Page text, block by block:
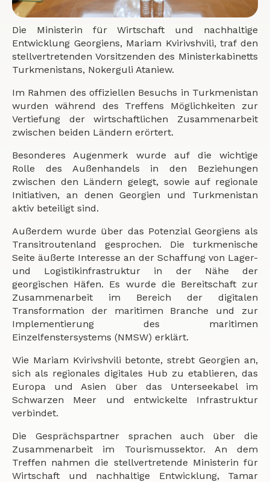
Die Ministerin für Wirtschaft und nachhaltige
Entwicklung Georgiens, Mariam Kvirivshvili, traf den
stellvertretenden Vorsitzenden des Ministerkabinetts
Turkmenistans, Nokerguli Ataniew.
Im Rahmen des offiziellen Besuchs in Turkmenistan
wurden während des Treffens Möglichkeiten zur
Vertiefung der wirtschaftlichen Zusammenarbeit
zwischen beiden Ländern erörtert.
Besonderes Augenmerk wurde auf die wichtige
Rolle des Außenhandels in den Beziehungen
zwischen den Ländern gelegt, sowie auf regionale
Initiativen, an denen Georgien und Turkmenistan
aktiv beteiligt sind.
Außerdem wurde über das Potenzial Georgiens als
Transitroutenland gesprochen. Die turkmenische
Seite äußerte Interesse an der Schaffung von Lager-
und Logistikinfrastruktur in der Nähe der
georgischen Häfen. Es wurde die Bereitschaft zur
Zusammenarbeit im Bereich der digitalen
Transformation der maritimen Branche und zur
Implementierung des maritimen
Einzelfenstersystems (NMSW) erklärt.
Wie Mariam Kvirivshvili betonte, strebt Georgien an,
sich als regionales digitales Hub zu etablieren, das
Europa und Asien über das Unterseekabel im
Schwarzen Meer und entwickelte Infrastruktur
verbindet.
Die Gesprächspartner sprachen auch über die
Zusammenarbeit im Tourismussektor. An dem
Treffen nahmen die stellvertretende Ministerin für
Wirtschaft und nachhaltige Entwicklung, Tamar